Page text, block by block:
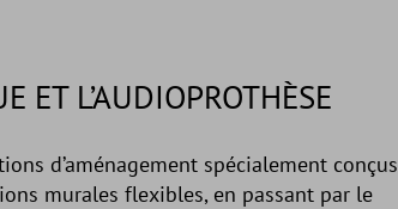
ET L’AUDIOPROTHÈSE
d’aménagement spécialement conçus
murales flexibles, en passant par le